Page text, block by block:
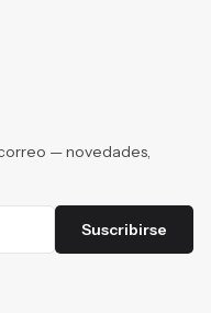
— novedades,
Suscribirse